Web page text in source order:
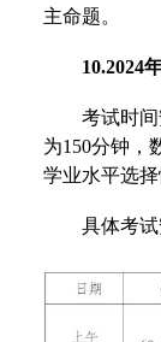
主命题。
10.2024
考试时
为150分钟，
学业水平选
具体考试